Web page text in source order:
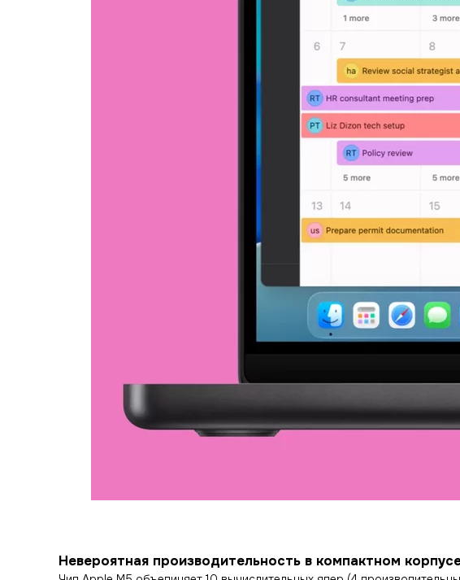
Невероятная производительность в компактном